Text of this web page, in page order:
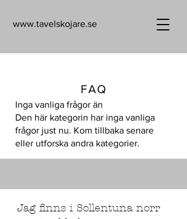
www.tavelskojare.se
FAQ
Inga vanliga frågor än
Den här kategorin har inga vanliga
frågor just nu. Kom tillbaka senare
eller utforska andra kategorier.
Jag finns i Sollentuna norr